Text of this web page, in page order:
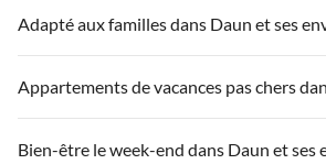
Adapté aux familles dans Daun et ses
Bien-être le week-end dans Daun et ses